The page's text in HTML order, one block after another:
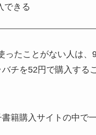
できる
ったことがない人は、
チを52円で購入する
籍購入サイトの中で